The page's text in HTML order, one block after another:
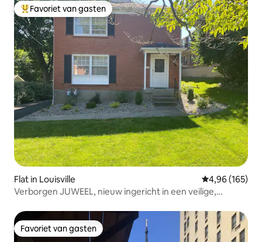
Topfavoriet van gasten
Favoriet van gasten
Flat in Louisville Gemiddelde
4,96 (165)
Verborgen JUWEEL, nieuw ingericht in een veilige,
Favoriet van gasten
Favoriet van gasten